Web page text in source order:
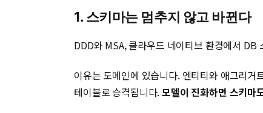
1. 스키마는 멈추지 않고 바뀐다
DDD와 MSA, 클라우드 네이티브 환경에서
이유는 도메인에 있습니다. 엔티티와 애그리
테이블로 승격됩니다.모델이 진화하면 스키마